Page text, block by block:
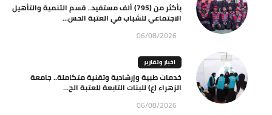
بأكثر من (795) ألف مستفيد.. قسم التنمية والتأهيل
الاجتماعي للشباب في العتبة الحس...
06/08/2026
اخبار وتقارير
خدمات طبية وإرشادية وتقنية متكاملة.. جامعة
الزهراء (ع) للبنات التابعة للعتبة الح...
06/08/2026